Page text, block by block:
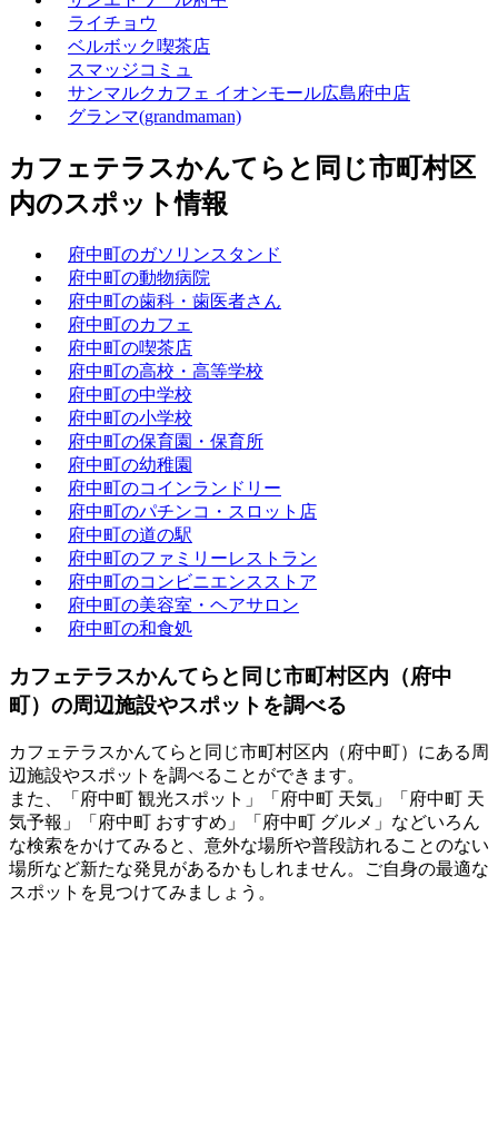
ライチョウ
ベルボック喫茶店
スマッジコミュ
サンマルクカフェ イオンモール広島府中店
グランマ(grandmaman)
カフェテラスかんてらと同じ市町村区
内のスポット情報
府中町のガソリンスタンド
府中町の動物病院
府中町の歯科・歯医者さん
府中町のカフェ
府中町の喫茶店
府中町の高校・高等学校
府中町の中学校
府中町の小学校
府中町の保育園・保育所
府中町の幼稚園
府中町のコインランドリー
府中町のパチンコ・スロット店
府中町の道の駅
府中町のファミリーレストラン
府中町のコンビニエンスストア
府中町の美容室・ヘアサロン
府中町の和食処
カフェテラスかんてらと同じ市町村区内（府中
町）の周辺施設やスポットを調べる
カフェテラスかんてらと同じ市町村区内（府中町）にある周
辺施設やスポットを調べることができます。
また、「府中町 観光スポット」「府中町 天気」「府中町 天
気予報」「府中町 おすすめ」「府中町 グルメ」などいろん
な検索をかけてみると、意外な場所や普段訪れることのない
場所など新たな発見があるかもしれません。ご自身の最適な
スポットを見つけてみましょう。